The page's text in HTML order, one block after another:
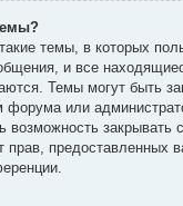
темы, в которых
и все
Темы могут быть
форума или
возможность закрывать
прав, предоставленных